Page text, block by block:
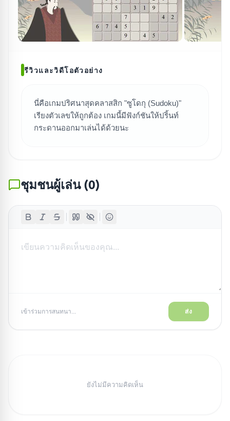
ค้นหาเกม
รีวิวและวิดีโอตัวอย่าง
นี่คือเกมปริศนาสุดคลาสสิก "ซูโดกุ (Sudoku)"
เรียงตัวเลขให้ถูกต้อง เกมนี้มีฟังก์ชันให้ปริ้นท์
กระดานออกมาเล่นได้ด้วยนะ
ชุมชนผู้เล่น(0)
เข้าร่วมการสนทนา... ส่ง
ยังไม่มีความคิดเห็น